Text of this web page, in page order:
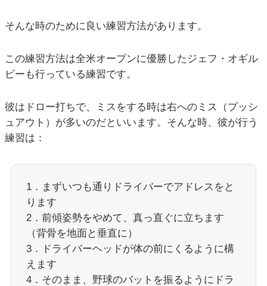
そんな時のために良い練習方法があります。
この練習方法は全米オープンに優勝したジェフ・オギル
ビーも行っている練習です。
彼はドロー打ちで、ミスをする時は右へのミス（プッシ
ュアウト）が多いのだといいます。そんな時、彼が行う
練習は：
1．まずいつも通りドライバーでアドレスをと
ります
2．前傾姿勢をやめて、真っ直ぐに立ちます
（背骨を地面と垂直に）
3．ドライバーヘッドが体の前にくるように構
えます
4．そのまま、野球のバットを振るようにドラ